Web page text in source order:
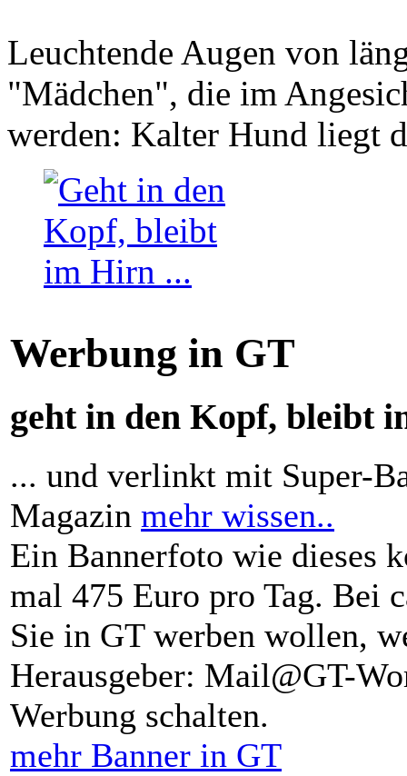
Leuchtende Augen von
"Mädchen", die im
werden: Kalter Hund liegt
Werbung in GT
geht in den Kopf, bleibt
... und verlinkt mit Super-
Magazin mehr wissen..
Ein Bannerfoto wie dieses
mal 475 Euro pro Tag. Bei
Sie in GT werben wollen,
Herausgeber: Mail@GT-
Werbung schalten.
mehr Banner in GT